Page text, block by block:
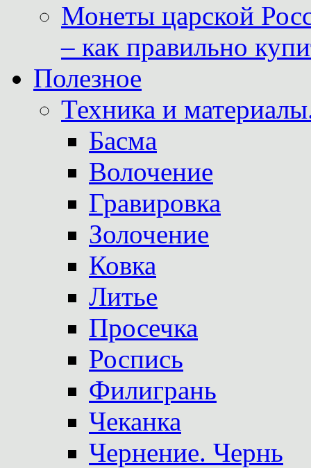
Монеты царской
– как правильно
Полезное
Техника и
Басма
Волочение
Гравировка
Золочение
Ковка
Литье
Просечка
Роспись
Филигрань
Чеканка
Чернение. Чернь